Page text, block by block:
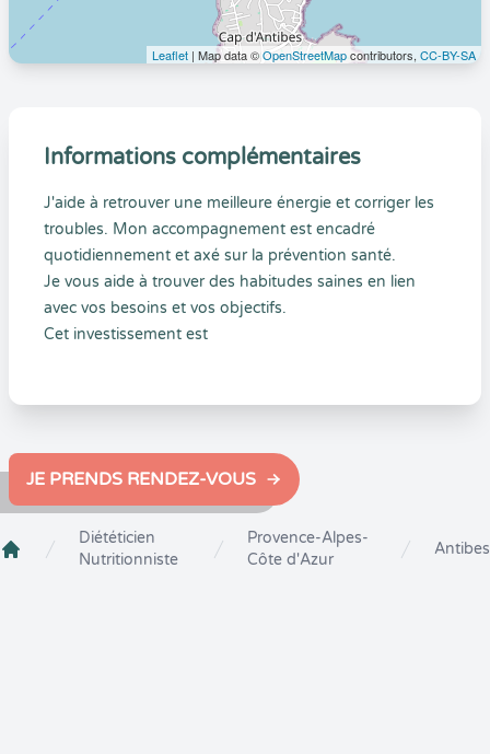
Leaflet | Map data ©OpenStreetMapcontributors, CC-BY-SA
Informations complémentaires
J'aide à retrouver une meilleure énergie et corriger les
troubles. Mon accompagnement est encadré
quotidiennement et axé sur la prévention santé.
Je vous aide à trouver des habitudes saines en lien
avec vos besoins et vos objectifs.
Cet investissement est
JE PRENDS RENDEZ-VOUS
Crenolibre
Diététicien
Nutritionniste
Provence-Alpes-
Côte d'Azur
Antibes